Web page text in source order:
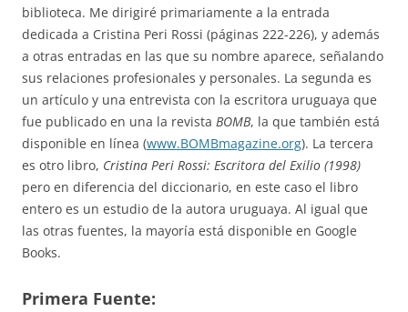
biblioteca. Me dirigiré primariamente a la entrada
dedicada a Cristina Peri Rossi (páginas 222-226), y además
a otras entradas en las que su nombre aparece, señalando
sus relaciones profesionales y personales. La segunda es
un artículo y una entrevista con la escritora uruguaya que
fue publicado en una la revista BOMB, la que también está
disponible en línea (www.BOMBmagazine.org). La tercera
es otro libro, Cristina Peri Rossi: Escritora del Exilio (1998)
pero en diferencia del diccionario, en este caso el libro
entero es un estudio de la autora uruguaya. Al igual que
las otras fuentes, la mayoría está disponible en Google
Books.
Primera Fuente: